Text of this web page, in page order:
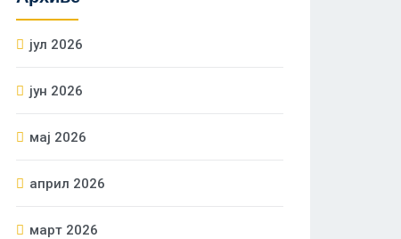
јул 2026
јун 2026
мај 2026
април 2026
март 2026